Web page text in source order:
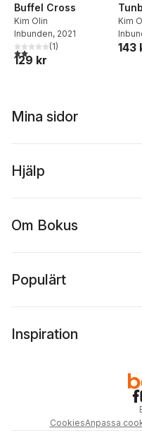
Buffel Cross
Kim Olin
Inbunden, 2021
2,0utav 5 stjärnor. Totalt antal
(1)
129 kr
Kim
143
Mina sidor
Hjälp
Om Bokus
Populärt
Inspiration
CookiesAnpassa